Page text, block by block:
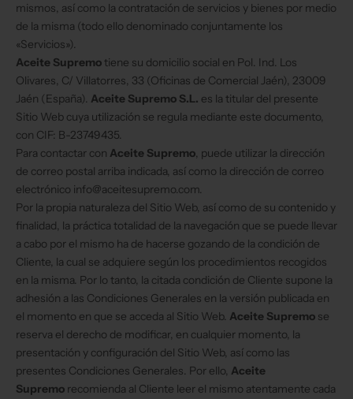
mismos, así como la contratación de servicios y bienes por medio
de la misma (todo ello denominado conjuntamente los
«Servicios»).
Aceite Supremo tiene su domicilio social en Pol. Ind. Los
Olivares, C/ Villatorres, 33 (Oficinas de Comercial Jaén), 23009
Jaén (España). Aceite Supremo S.L. es la titular del presente
Sitio Web cuya utilización se regula mediante este documento,
con CIF: B-23749435.
Para contactar con Aceite Supremo, puede utilizar la dirección
de correo postal arriba indicada, así como la dirección de correo
electrónico info@aceitesupremo.com.
Por la propia naturaleza del Sitio Web, así como de su contenido y
finalidad, la práctica totalidad de la navegación que se puede llevar
a cabo por el mismo ha de hacerse gozando de la condición de
Cliente, la cual se adquiere según los procedimientos recogidos
en la misma. Por lo tanto, la citada condición de Cliente supone la
adhesión a las Condiciones Generales en la versión publicada en
el momento en que se acceda al Sitio Web. Aceite Supremo se
reserva el derecho de modificar, en cualquier momento, la
presentación y configuración del Sitio Web, así como las
presentes Condiciones Generales. Por ello, Aceite
Supremo recomienda al Cliente leer el mismo atentamente cada